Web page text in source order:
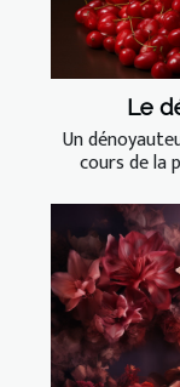
Le
Un
cours de la